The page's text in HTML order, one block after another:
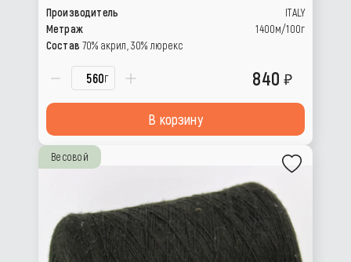
Производитель
ITALY
Метраж
1400м/100г
Состав 70% акрил, 30% люрекс
г 840
В корзину
Весовой